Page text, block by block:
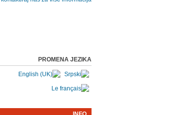
PROMENA JEZIKA